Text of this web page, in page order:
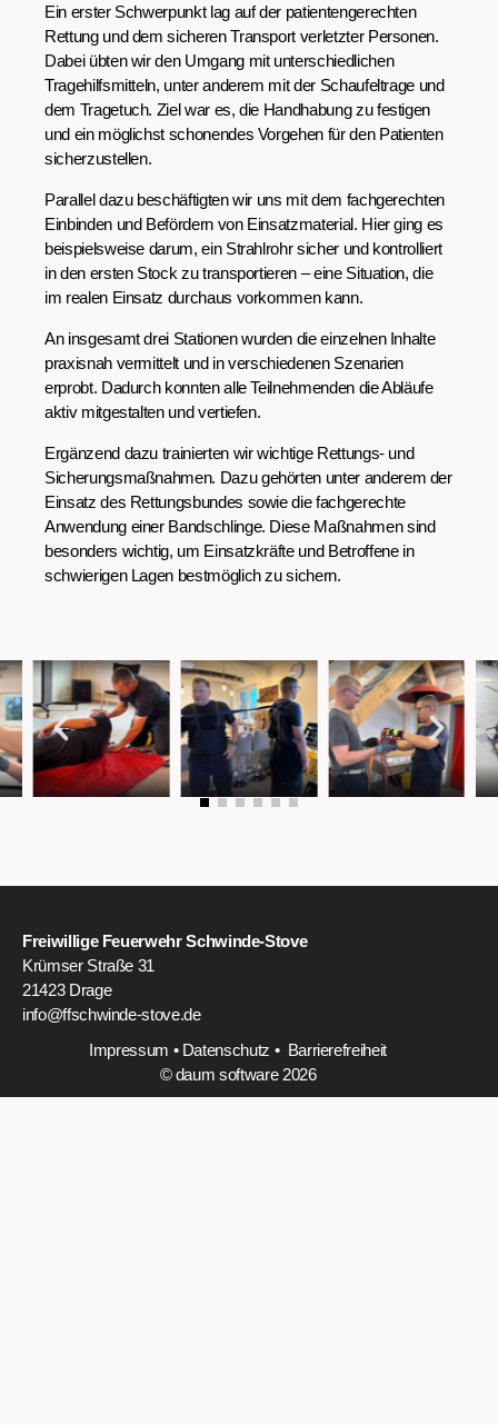
Ein erster Schwerpunkt lag auf der patientengerechten
Rettung und dem sicheren Transport verletzter Personen.
Dabei übten wir den Umgang mit unterschiedlichen
Tragehilfsmitteln, unter anderem mit der Schaufeltrage und
dem Tragetuch. Ziel war es, die Handhabung zu festigen
und ein möglichst schonendes Vorgehen für den Patienten
sicherzustellen.
Parallel dazu beschäftigten wir uns mit dem fachgerechten
Einbinden und Befördern von Einsatzmaterial. Hier ging es
beispielsweise darum, ein Strahlrohr sicher und kontrolliert
in den ersten Stock zu transportieren – eine Situation, die
im realen Einsatz durchaus vorkommen kann.
An insgesamt drei Stationen wurden die einzelnen Inhalte
praxisnah vermittelt und in verschiedenen Szenarien
erprobt. Dadurch konnten alle Teilnehmenden die Abläufe
aktiv mitgestalten und vertiefen.
Ergänzend dazu trainierten wir wichtige Rettungs- und
Sicherungsmaßnahmen. Dazu gehörten unter anderem der
Einsatz des Rettungsbundes sowie die fachgerechte
Anwendung einer Bandschlinge. Diese Maßnahmen sind
besonders wichtig, um Einsatzkräfte und Betroffene in
schwierigen Lagen bestmöglich zu sichern.
Freiwillige Feuerwehr Schwinde-Stove
Krümser Straße 31
21423 Drage
info@ffschwinde-stove.de
Impressum • Datenschutz • Barrierefreiheit
© daum software 2026